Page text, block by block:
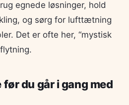
egnede løsninger, hold
og sørg for lufttætning
Det er ofte her, “mystisk
du går i gang med